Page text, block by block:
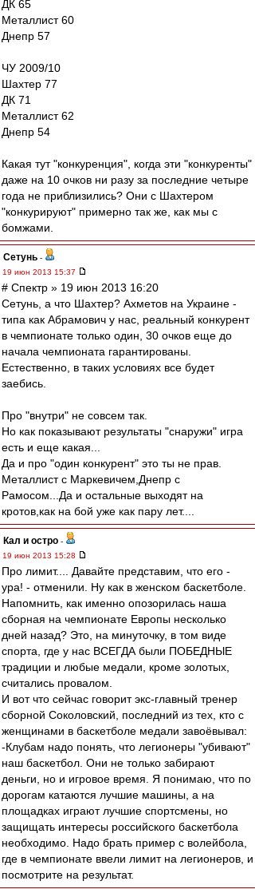
ДК 65
Металлист 60
Днепр 57
ЧУ 2009/10
Шахтер 77
ДК 71
Металлист 62
Днепр 54
Какая тут "конкуренция", когда эти "конкуренты"
даже на 10 очков ни разу за последние четыре
года не приблизились? Они с Шахтером
"конкурируют" примерно так же, как мы с
бомжами.
Сетунь -
19 июн 2013 15:37
# Спектр » 19 июн 2013 16:20
Сетунь, а что Шахтер? Ахметов на Украине -
типа как Абрамович у нас, реальный конкурент
в чемпионате только один, 30 очков еще до
начала чемпионата гарантированы.
Естественно, в таких условиях все будет
заебись.
Про "внутри" не совсем так.
Но как показывают результаты "снаружи" игра
есть и еще какая...
Да и про "один конкурент" это ты не прав.
Металлист с Маркевичем,Днепр с
Рамосом...Да и остальные выходят на
кротов,как на бой уже как пару лет....
Кал и остро -
19 июн 2013 15:28
Про лимит.... Давайте представим, что его -
ура! - отменили. Ну как в женском баскетболе.
Напомнить, как именно опозорилась наша
сборная на чемпионате Европы несколько
дней назад? Это, на минуточку, в том виде
спорта, где у нас ВСЕГДА были ПОБЕДНЫЕ
традиции и любые медали, кроме золотых,
считались провалом.
И вот что сейчас говорит экс-главный тренер
сборной Соколовский, последний из тех, кто с
женщинами в баскетболе медали завоёвывал:
-Клубам надо понять, что легионеры "убивают"
наш баскетбол. Они не только забирают
деньги, но и игровое время. Я понимаю, что по
дорогам катаются лучшие машины, а на
площадках играют лучшие спортсмены, но
защищать интересы российского баскетбола
необходимо. Надо брать пример с волейбола,
где в чемпионате ввели лимит на легионеров, и
посмотрите на результат.